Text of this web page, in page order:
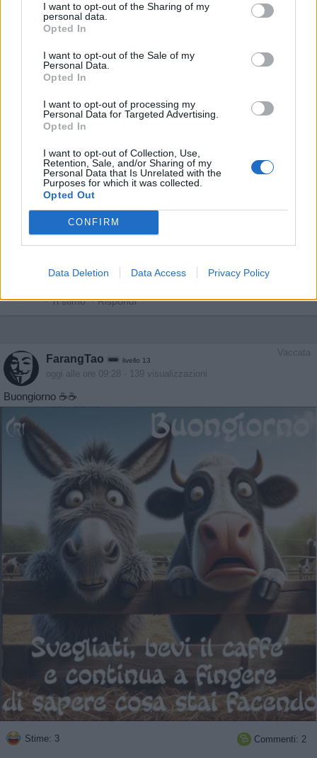
I want to opt-out of the Sharing of my
personal data.
Opted In
I want to opt-out of the Sale of my
Personal Data.
Opted In
I want to opt-out of processing my
Personal Data for Targeted Advertising.
Opted In
I want to opt-out of Collection, Use,
Retention, Sale, and/or Sharing of my
Personal Data that Is Unrelated with the
Purposes for which it was collected.
Opted Out
CONFIRM
Data Deletion Data Access Privacy Policy
oggi alle ore 09:30
·Ti stimo
EbbeneSi:Anche tre, grazie😋 buondi'🤗
·Ti stimo·Rispondi
BIONDINA:☕🙋‍♀️
oggi alle ore 09:31
Ti stimo· Rispondi
1
·Ti stimo·Rispondi
Vaccata
FarangTao livello 13
oggi alle ore 09:28 - 139 visualizzazioni
Buongiorno ☕️☕️
Stime: 3  Commenti: 2